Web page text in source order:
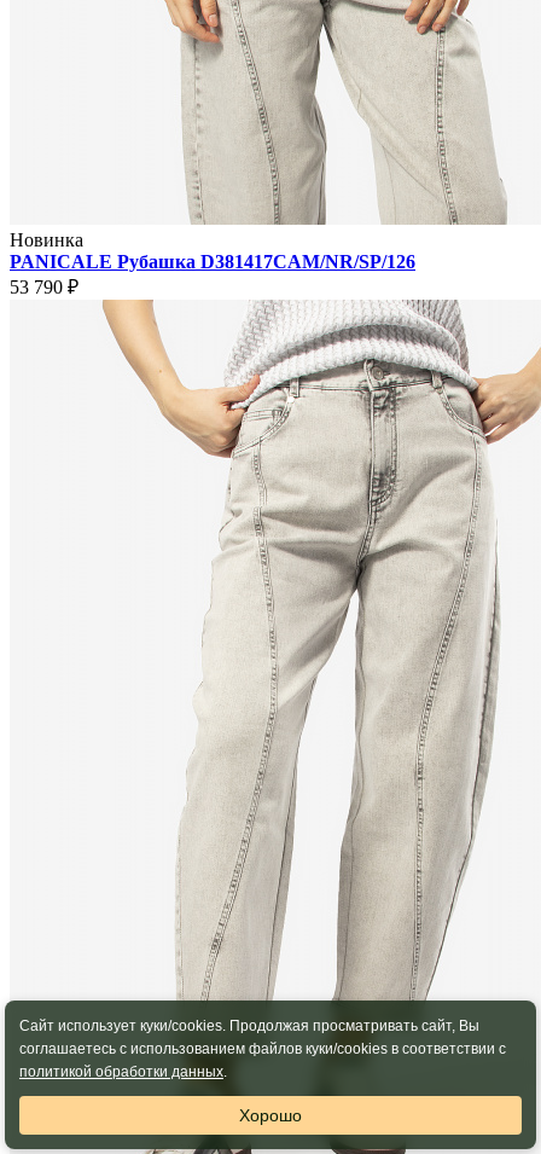
Новинка
PANICALE Рубашка D381417CAM/NR/SP/126
53 790 ₽
Сайт использует куки/cookies. Продолжая просматривать сайт, Вы
соглашаетесь с использованием файлов куки/cookies в соответствии с
политикой обработки данных.
Хорошо